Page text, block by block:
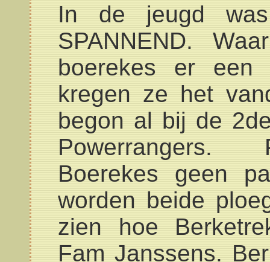
In de jeugd
SPANNEND.
boerekes er een
kregen ze het
begon al bij de
Powerrangers.
Boerekes geen
worden beide
zien hoe
Fam Janssens.